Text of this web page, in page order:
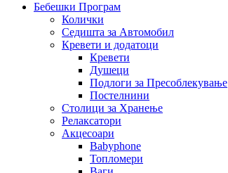
Бебешки Програм
Колички
Седишта за Автомобил
Кревети и додатоци
Кревети
Душеци
Подлоги за Пресоблекување
Постелнини
Столици за Хранење
Релаксатори
Акцесоари
Babyphone
Топломери